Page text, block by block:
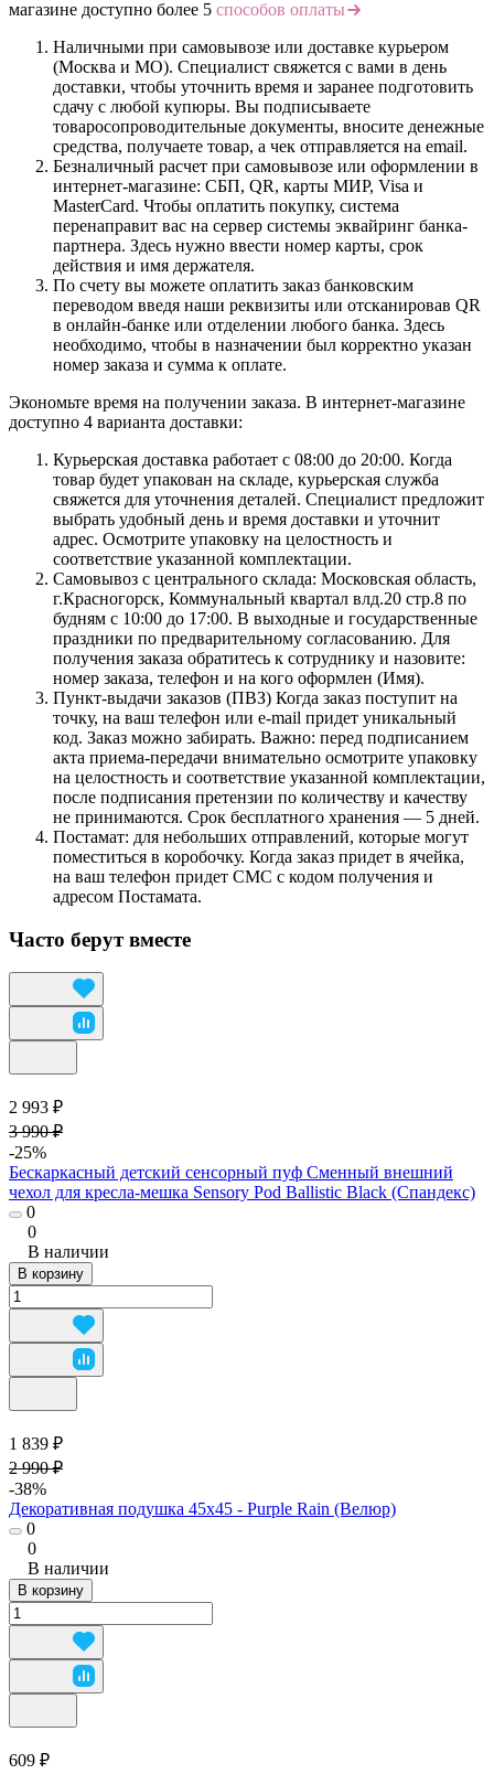
магазине доступно более 5 способов оплаты
Наличными при самовывозе или доставке курьером
(Москва и МО). Специалист свяжется с вами в день
доставки, чтобы уточнить время и заранее подготовить
сдачу с любой купюры. Вы подписываете
товаросопроводительные документы, вносите денежные
средства, получаете товар, а чек отправляется на email.
Безналичный расчет при самовывозе или оформлении в
интернет-магазине: СБП, QR, карты МИР, Visa и
MasterCard. Чтобы оплатить покупку, система
перенаправит вас на сервер системы эквайринг банка-
партнера. Здесь нужно ввести номер карты, срок
действия и имя держателя.
По счету вы можете оплатить заказ банковским
переводом введя наши реквизиты или отсканировав QR
в онлайн-банке или отделении любого банка. Здесь
необходимо, чтобы в назначении был корректно указан
номер заказа и сумма к оплате.
Экономьте время на получении заказа. В интернет-магазине
доступно 4 варианта доставки:
Курьерская доставка работает с 08:00 до 20:00. Когда
товар будет упакован на складе, курьерская служба
свяжется для уточнения деталей. Специалист предложит
выбрать удобный день и время доставки и уточнит
адрес. Осмотрите упаковку на целостность и
соответствие указанной комплектации.
Самовывоз с центрального склада: Московская область,
г.Красногорск, Коммунальный квартал влд.20 стр.8 по
будням с 10:00 до 17:00. В выходные и государственные
праздники по предварительному согласованию. Для
получения заказа обратитесь к сотруднику и назовите:
номер заказа, телефон и на кого оформлен (Имя).
Пункт-выдачи заказов (ПВЗ) Когда заказ поступит на
точку, на ваш телефон или e-mail придет уникальный
код. Заказ можно забирать. Важно: перед подписанием
акта приема-передачи внимательно осмотрите упаковку
на целостность и соответствие указанной комплектации,
после подписания претензии по количеству и качеству
не принимаются. Срок бесплатного хранения — 5 дней.
Постамат: для небольших отправлений, которые могут
поместиться в коробочку. Когда заказ придет в ячейка,
на ваш телефон придет СМС с кодом получения и
адресом Постамата.
Часто берут вместе
2 993 ₽
3 990 ₽
-25%
Бескаркасный детский сенсорный пуф Сменный внешний
чехол для кресла-мешка Sensory Pod Ballistic Black (Спандекс)
0
0
В наличии
В корзину
1 839 ₽
2 990 ₽
-38%
Декоративная подушка 45х45 - Purple Rain (Велюр)
0
0
В наличии
В корзину
609 ₽